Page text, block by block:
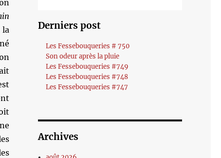
la
Derniers post
Les Fessebouqueries # 750
Son odeur après la pluie
Les Fessebouqueries #749
Les Fessebouqueries #748
Les Fessebouqueries #747
Archives